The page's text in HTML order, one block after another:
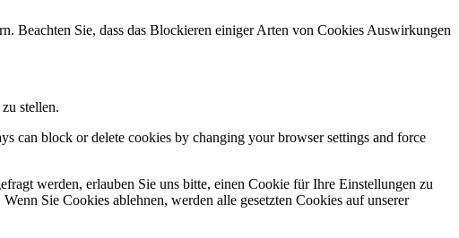
Beachten Sie, dass das Blockieren einiger Arten von Cookies Auswirkungen
stellen.
can block or delete cookies by changing your browser settings and force
werden, erlauben Sie uns bitte, einen Cookie für Ihre Einstellungen zu
Sie Cookies ablehnen, werden alle gesetzten Cookies auf unserer